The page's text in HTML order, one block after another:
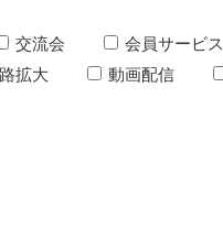
交流会
会員サービス
拡大
動画配信